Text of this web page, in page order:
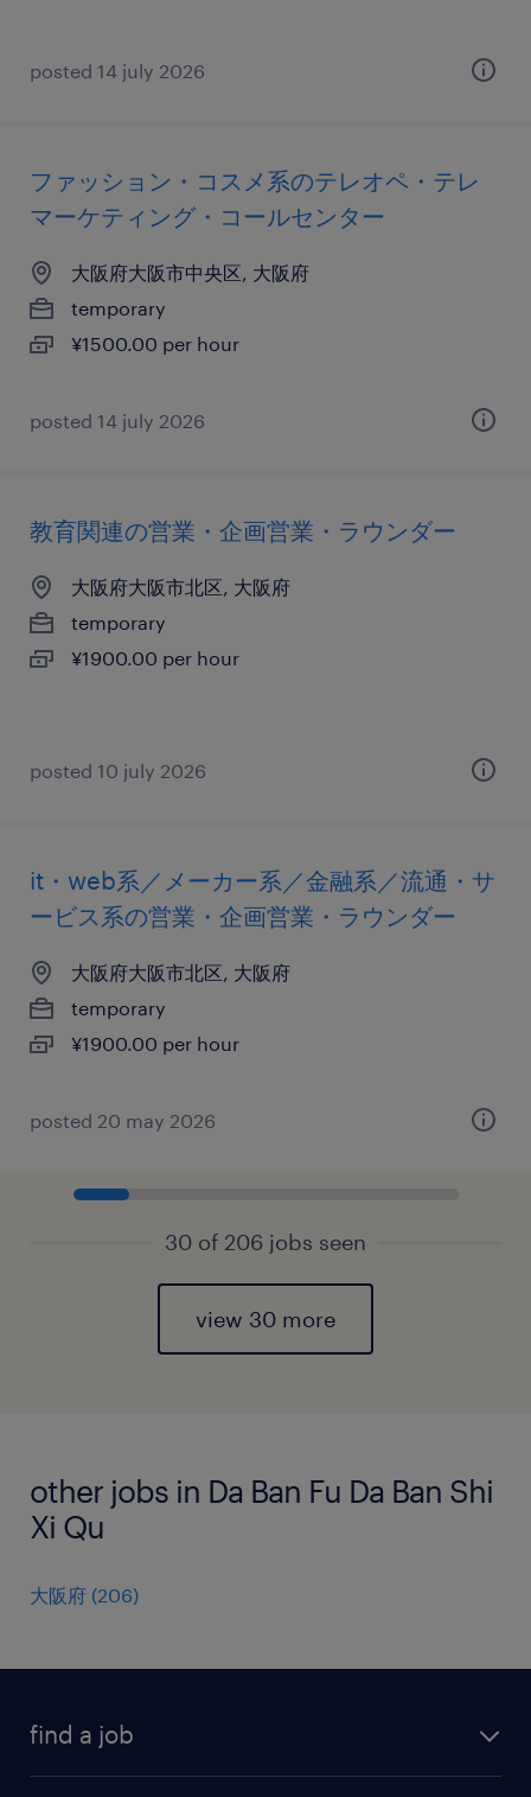
posted 14 july 2026
ファッション・コスメ系のテレオペ・テレ
マーケティング・コールセンター
大阪府大阪市中央区, 大阪府
temporary
¥1500.00 per hour
posted 14 july 2026
教育関連の営業・企画営業・ラウンダー
大阪府大阪市北区, 大阪府
temporary
¥1900.00 per hour
posted 10 july 2026
it・web系／メーカー系／金融系／流通・サ
ービス系の営業・企画営業・ラウンダー
大阪府大阪市北区, 大阪府
temporary
¥1900.00 per hour
posted 20 may 2026
30 of 206 jobs seen
view 30 more
other jobs in Da Ban Fu Da Ban Shi
Xi Qu
大阪府 (206)
find a job